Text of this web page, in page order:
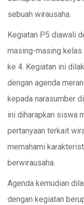
sebuah wirausaha.
Kegiatan P5 diawali
masing-masing kelas
ke 4. Kegiatan ini
dengan agenda
kepada narasumber
ini diharapkan siswa
pertanyaan terkait
memahami
berwirausaha.
Agenda kemudian
dengan kegiatan